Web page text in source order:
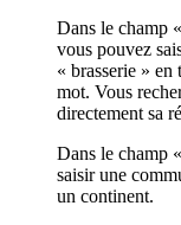
Dans le champ
vous pouvez
« brasserie » en
mot. Vous
directement sa
Dans le champ
saisir une
un continent.